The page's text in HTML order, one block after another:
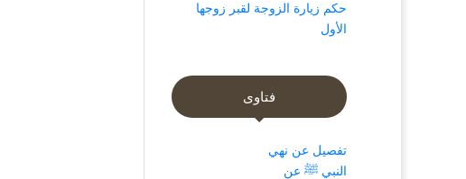
حكم زيارة الزوجة لقبر زوجها
الأول
فتاوى
تفصيل عن نهي
النبي ﷺ عن